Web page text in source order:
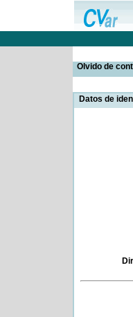
Olvido de
Datos de